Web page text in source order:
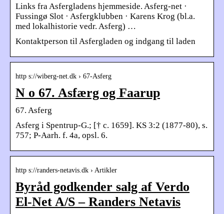
Links fra Asfergladens hjemmeside. Asferg-net ·
Fussingø Slot · Asfergklubben · Karens Krog (bl.a.
med lokalhistorie vedr. Asferg) …
Kontaktperson til Asfergladen og indgang til laden
http s://wiberg-net.dk › 67-Asferg
N o 67. Asfærg og Faarup
67. Asferg
Asferg i Spentrup-G.; [† c. 1659]. KS 3:2 (1877-80), s.
757; P-Aarh. f. 4a, opsl. 6.
http s://randers-netavis.dk › Artikler
Byråd godkender salg af Verdo
El-Net A/S – Randers Netavis